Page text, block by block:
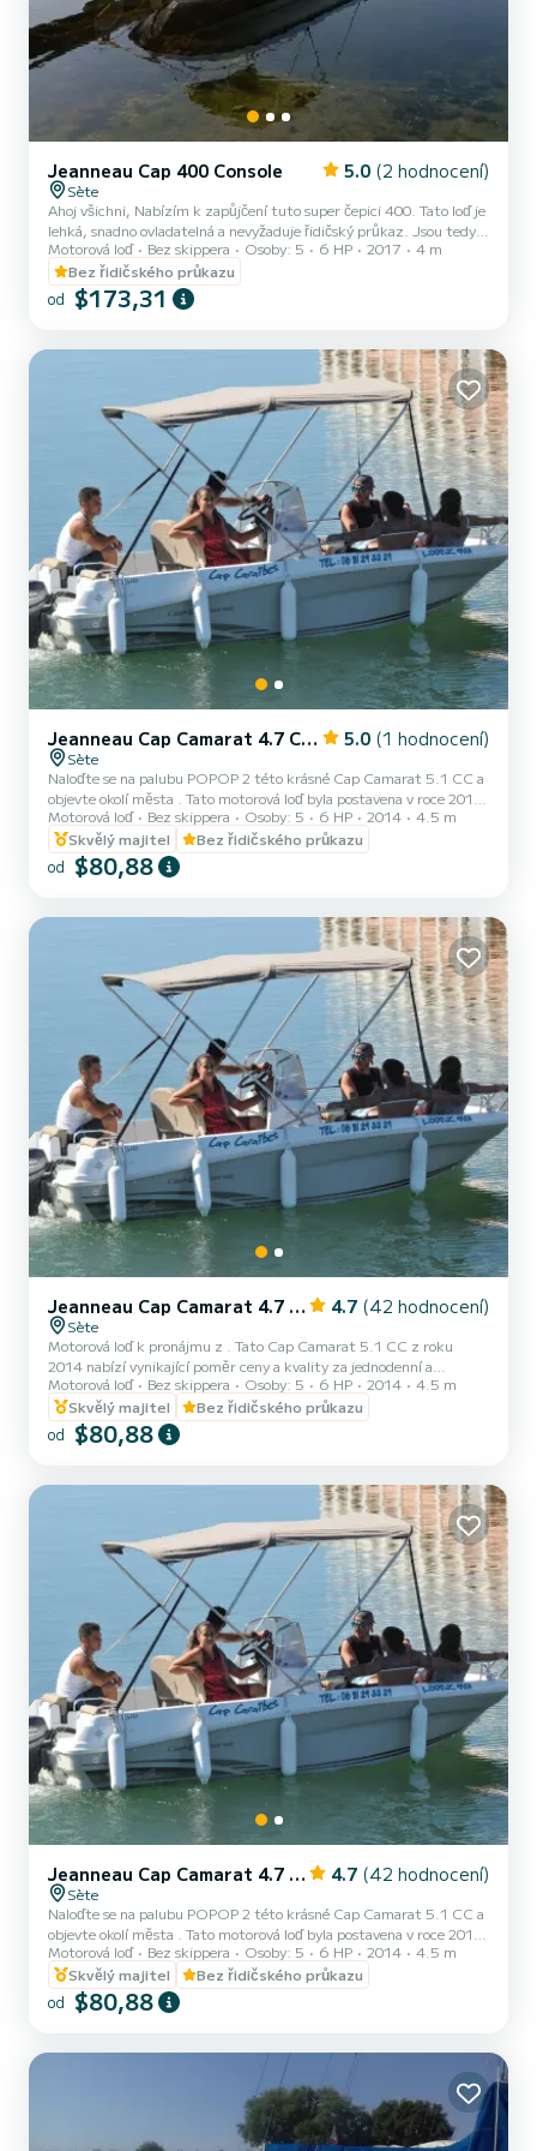
Jeanneau Cap 400 Console 5.0 (2 hodnocení)
Sète
Ahoj všichni, Nabízím k zapůjčení tuto super čepici 400. Tato loď je
lehká, snadno ovladatelná a nevyžaduje řidičský průkaz. Jsou tedy
přístupné všem, dokonce i začátečníkům. Můžete prozkoumat
městské kanály, obdivovat rybářské lodě a plachetnice v přístavu a
objevovat nádhernou krajinu povodí Thau. Můžete se také zastavit
v malých přístavech a izolovaných zátokách, užívat si slunce a
lodí v Sète je jedinečný a nezapomenutelný zá...
Motorová loď Bez skippera Osoby: 5 6 HP 2017
4 m
Bez řidičského průkazu
od $173,31
Jeanneau Cap Camarat 4.7 CC Style 5.0 (1 hodnocení)
Sète
Naloďte se na palubu POPOP 2 této krásné Cap Camarat 5.1 CC a
objevte okolí města . Tato motorová loď byla postavena v roce 2014
a nabízí úžasné pohodlí a výkonnost na moři. Na této lodi o délce 5
m zaručeně strávíte skvělý den či týden. Maximální počet osob na
palebě: . Můžete nám poslat svou rezervační žádost na SamBoat!
Motorová loď Bez skippera Osoby: 5 6 HP 2014
4.5 m
Skvělý majitel
Bez řidičského průkazu
od $80,88
Jeanneau Cap Camarat 4.7 CC Style 4.7 (42 hodnocení)
Sète
Motorová loď k pronájmu z . Tato Cap Camarat 5.1 CC z roku
2014 nabízí vynikající poměr ceny a kvality za jednodenní a
několikatýdenní plavby. Na této lodi o délce 5 m zaručeně strávíte
skvělý den či týden. Maximální počet osob na palebě: . Zveme vás,
abyste nám přímo na platformě podali žádost.
Motorová loď Bez skippera Osoby: 5 6 HP 2014
4.5 m
Skvělý majitel
Bez řidičského průkazu
od $80,88
Jeanneau Cap Camarat 4.7 CC Style 4.7 (42 hodnocení)
Sète
Naloďte se na palubu POPOP 2 této krásné Cap Camarat 5.1 CC a
objevte okolí města . Tato motorová loď byla postavena v roce 2014
a nabízí úžasné pohodlí a výkonnost na moři. Na této lodi o délce 5
m zaručeně strávíte skvělý den či týden. Maximální počet osob na
palebě: . Můžete nám poslat svou rezervační žádost na SamBoat!
Motorová loď Bez skippera Osoby: 5 6 HP 2014
4.5 m
Skvělý majitel
Bez řidičského průkazu
od $80,88